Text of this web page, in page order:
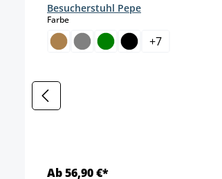
Besucherstuhl Pepe
Farbeauswählen
+7
Ab 56,90 €*